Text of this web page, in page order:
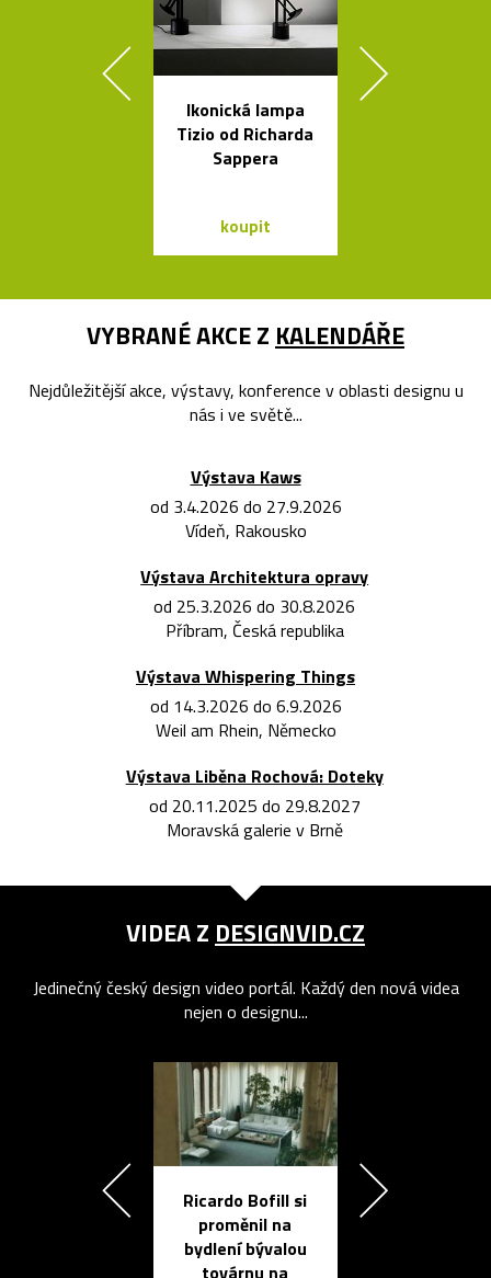
Ikonická lampa
Tizio od Richarda
Sappera
koupit
VYBRANÉ AKCE Z KALENDÁŘE
Nejdůležitější akce, výstavy, konference v oblasti designu u
nás i ve světě...
Výstava Kaws
od 3.4.2026 do 27.9.2026
Vídeň, Rakousko
Výstava Architektura opravy
od 25.3.2026 do 30.8.2026
Příbram, Česká republika
Výstava Whispering Things
od 14.3.2026 do 6.9.2026
Weil am Rhein, Německo
Výstava Liběna Rochová: Doteky
od 20.11.2025 do 29.8.2027
Moravská galerie v Brně
VIDEA Z DESIGNVID.CZ
Jedinečný český design video portál. Každý den nová videa
nejen o designu...
Ricardo Bofill si
proměnil na
bydlení bývalou